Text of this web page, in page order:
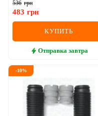
536 грн
483 грн
КУПИТЬ
Отправка завтра
-10%